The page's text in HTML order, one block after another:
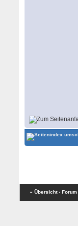
« Übersicht ‹ Forum